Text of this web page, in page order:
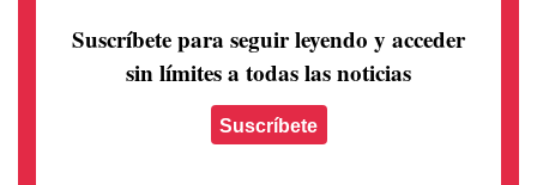
Suscríbete para seguir leyendo y acceder
sin límites a todas las noticias
Suscríbete